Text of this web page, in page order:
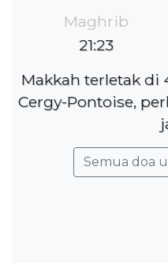
Maghrib
21:23
Makkah terletak di
Cergy-Pontoise,
Semua doa